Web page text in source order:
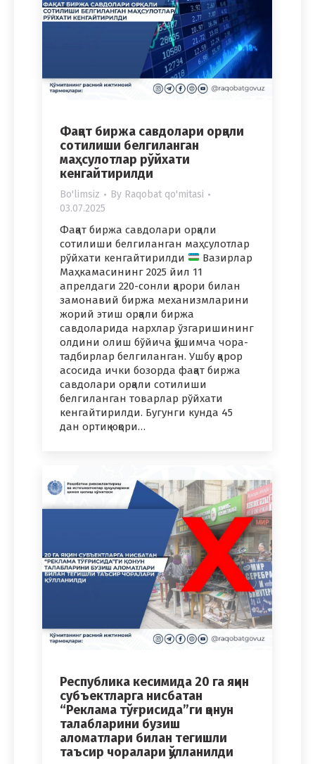
Фақат биржа савдолари орқали
сотилиши белгиланган
маҳсулотлар рўйхати
кенгайтирилди
Bo'limsiz By Raqobat qo'mitasi
03.07.2025
Фақат биржа савдолари орқали
сотилиши белгиланган маҳсулотлар
рўйхати кенгайтирилди
Вазирлар
Маҳкамасининг 2025 йил 11
апрелдаги 220-сонли қарори билан
замонавий биржа механизмларини
жорий этиш орқали биржа
савдоларида нархлар ўзгаришининг
олдини олиш бўйича қўшимча чора-
тадбирлар белгиланган. Ушбу қарор
асосида ички бозорда фақат биржа
савдолари орқали сотилиши
белгиланган товарлар рўйхати
кенгайтирилди. Бугунги кунда 45
дан ортиқ юқори…
Республика кесимида 20 га яқин
субъектларга нисбатан
“Реклама тўғрисида”ги қонун
талабларини бузиш
аломатлари билан тегишли
таъсир чоралари қўлланилди